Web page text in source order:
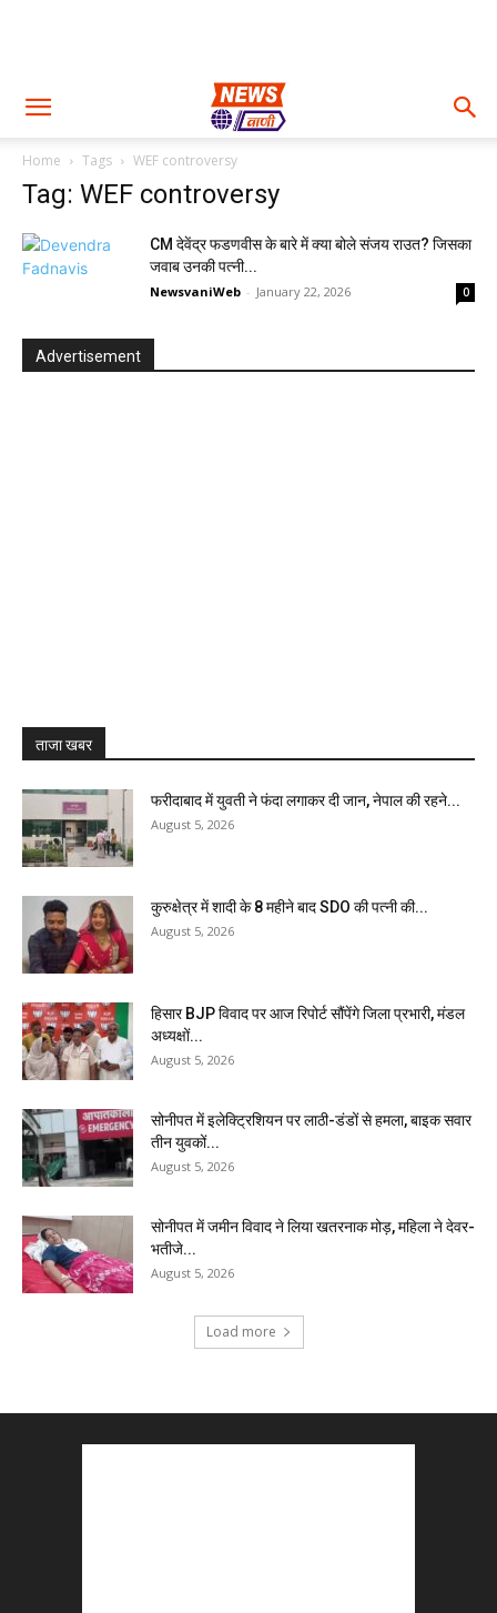
Home Tags WEF controversy
Tag: WEF controversy
CM देवेंद्र फडणवीस के बारे में क्या बोले संजय राउत? जिसका
जवाब उनकी पत्नी...
NewsvaniWeb - January 22, 2026 0
Advertisement
ताजा खबर
फरीदाबाद में युवती ने फंदा लगाकर दी जान, नेपाल की रहने...
August 5, 2026
कुरुक्षेत्र में शादी के 8 महीने बाद SDO की पत्नी की...
August 5, 2026
हिसार BJP विवाद पर आज रिपोर्ट सौंपेंगे जिला प्रभारी, मंडल
अध्यक्षों...
August 5, 2026
सोनीपत में इलेक्ट्रिशियन पर लाठी-डंडों से हमला, बाइक सवार
तीन युवकों...
August 5, 2026
सोनीपत में जमीन विवाद ने लिया खतरनाक मोड़, महिला ने देवर-
भतीजे...
August 5, 2026
Load more